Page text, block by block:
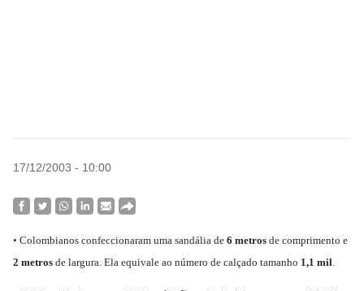
17/12/2003 - 10:00
• Colombianos confeccionaram uma sandália de 6 metros de comprimento e
2 metros de largura. Ela equivale ao número de calçado tamanho 1,1 mil.